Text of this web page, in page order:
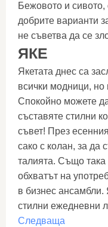
Бежовото и
добрите варианти
не съветва да се
ЯКЕ
Якетата днес са
всички модници,
Спокойно можете да
съставяте стилни
съвет! През
сако с колан, за да
талията. Също
обхватът на
в бизнес ансамбли.
стилни ежедневни
Следваща